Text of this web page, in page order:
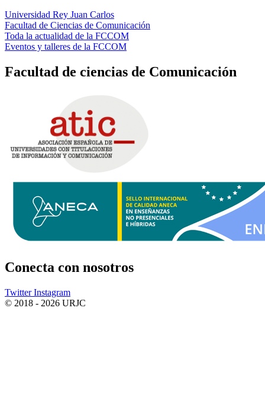
Universidad Rey Juan Carlos
Facultad de Ciencias de Comunicación
Toda la actualidad de la FCCOM
Eventos y talleres de la FCCOM
Facultad de ciencias de Comunicación
Conecta con nosotros
Twitter Instagram
© 2018 - 2026 URJC